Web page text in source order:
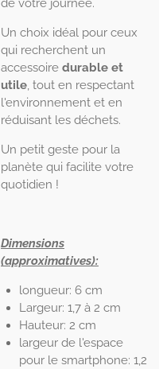
de votre journée.
Un choix idéal pour ceux
qui recherchent un
accessoire durable et
utile, tout en respectant
l'environnement et en
réduisant les déchets.
Un petit geste pour la
planète qui facilite votre
quotidien !
Dimensions
(approximatives):
longueur: 6 cm
Largeur: 1,7 à 2 cm
Hauteur: 2 cm
largeur de l'espace
pour le smartphone: 1,2